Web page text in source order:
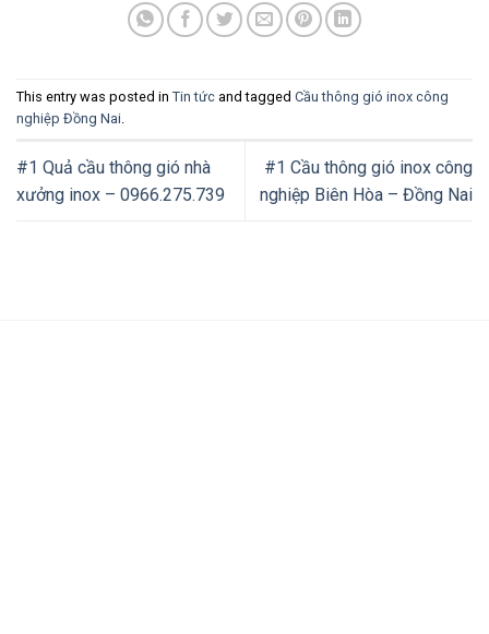
This entry was posted in Tin tức and tagged Cầu thông gió inox công
nghiệp Đồng Nai.
#1 Quả cầu thông gió nhà
xưởng inox – 0966.275.739
#1 Cầu thông gió inox công
nghiệp Biên Hòa – Đồng Nai